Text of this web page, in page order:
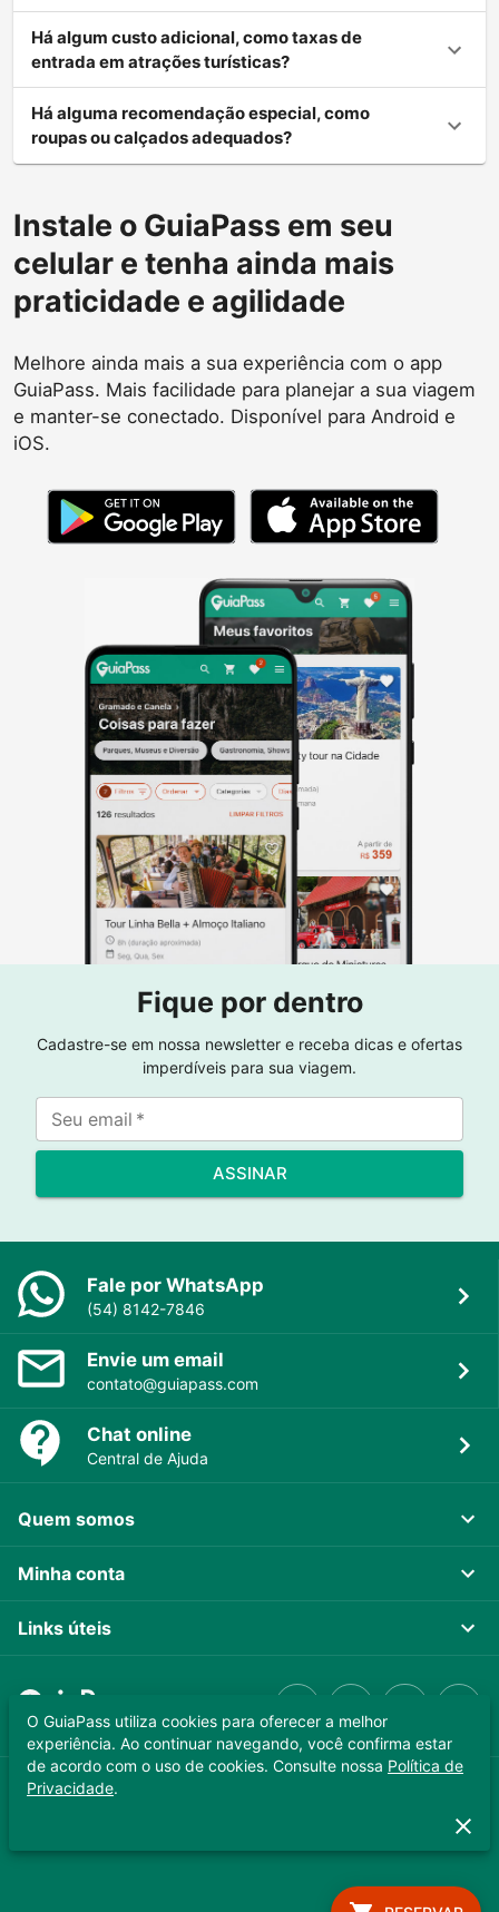
Há algum custo adicional, como taxas de
entrada em atrações turísticas?
Há alguma recomendação especial, como
roupas ou calçados adequados?
Instale o GuiaPass em seu
celular e tenha ainda mais
praticidade e agilidade
Melhore ainda mais a sua experiência com o app
GuiaPass. Mais facilidade para planejar a sua viagem
e manter-se conectado. Disponível para Android e
iOS.
Fique por dentro
Cadastre-se em nossa newsletter e receba dicas e ofertas
imperdíveis para sua viagem.
Seu email *
ASSINAR
Fale por WhatsApp
(54) 8142-7846
Envie um email
contato@guiapass.com
Chat online
Central de Ajuda
Quem somos
Minha conta
Links úteis
GUIAPASS TECNOLOGIA LTDA. CNPJ 37.989.806/0001-64
O GuiaPass utiliza cookies para oferecer a melhor
experiência. Ao continuar navegando, você confirma estar
de acordo com o uso de cookies. Consulte nossa Política de
Privacidade.